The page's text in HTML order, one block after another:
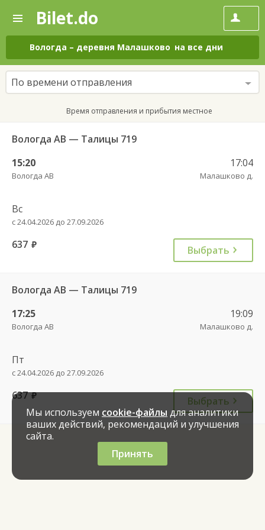
—
Поиск
и
покупка
билетов
на
автобус
онлайн
Bilet.do
Вологда – деревня Малашково на все дни
По времени отправления
Время отправления и прибытия местное
Вологда АВ — Талицы 719
15:20
Вологда АВ
17:04
Малашково д.
Вс
с 24.04.2026 до 27.09.2026
637 руб. Выбрать
Вологда АВ — Талицы 719
17:25
Вологда АВ
19:09
Малашково д.
Пт
с 24.04.2026 до 27.09.2026
637 руб.
Выбрать
Мы используем cookie-файлы для аналитики
ваших действий, рекомендаций и улучшения
сайта.
Принять